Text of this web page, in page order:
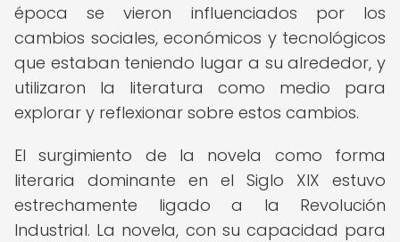
época se vieron influenciados por los
cambios sociales, económicos y tecnológicos
que estaban teniendo lugar a su alrededor, y
utilizaron la literatura como medio para
explorar y reflexionar sobre estos cambios.
El surgimiento de la novela como forma
literaria dominante en el Siglo XIX estuvo
estrechamente ligado a la Revolución
Industrial. La novela, con su capacidad para